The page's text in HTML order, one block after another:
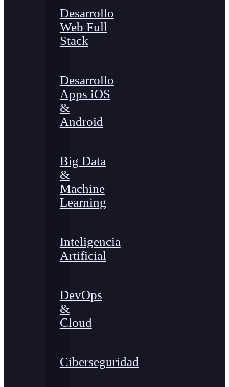
Desarrollo
Web Full
Stack
Desarrollo
Apps iOS
&
Android
Big Data
&
Machine
Learning
Inteligencia
Artificial
DevOps
&
Cloud
Ciberseguridad